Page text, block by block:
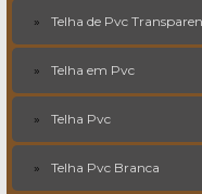
Telha de Pvc
Telha em Pvc
Telha Pvc
Telha Pvc Branca